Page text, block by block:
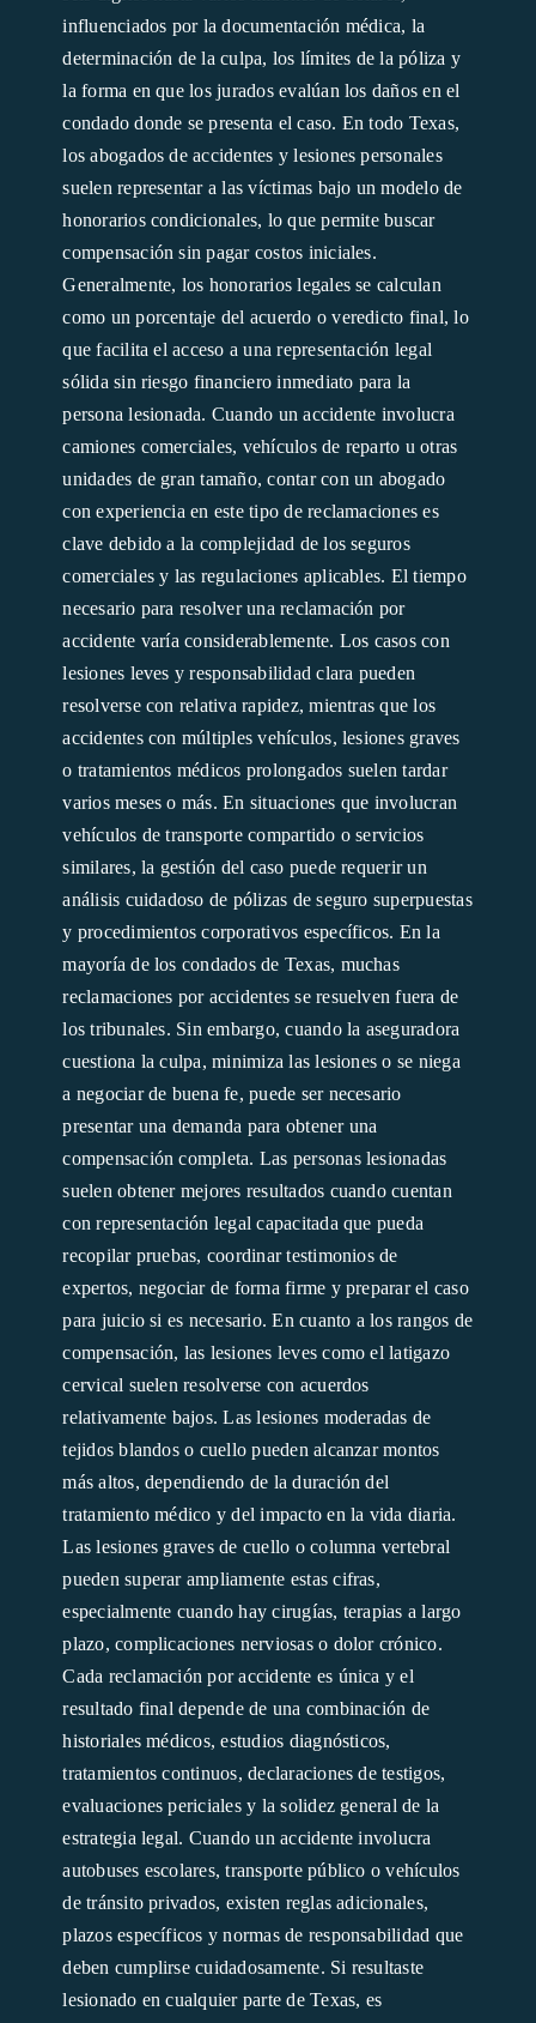
influenciados por la documentación médica, la
determinación de la culpa, los límites de la póliza y
la forma en que los jurados evalúan los daños en el
condado donde se presenta el caso. En todo Texas,
los abogados de accidentes y lesiones personales
suelen representar a las víctimas bajo un modelo de
honorarios condicionales, lo que permite buscar
compensación sin pagar costos iniciales.
Generalmente, los honorarios legales se calculan
como un porcentaje del acuerdo o veredicto final, lo
que facilita el acceso a una representación legal
sólida sin riesgo financiero inmediato para la
persona lesionada. Cuando un accidente involucra
camiones comerciales, vehículos de reparto u otras
unidades de gran tamaño, contar con un abogado
con experiencia en este tipo de reclamaciones es
clave debido a la complejidad de los seguros
comerciales y las regulaciones aplicables. El tiempo
necesario para resolver una reclamación por
accidente varía considerablemente. Los casos con
lesiones leves y responsabilidad clara pueden
resolverse con relativa rapidez, mientras que los
accidentes con múltiples vehículos, lesiones graves
o tratamientos médicos prolongados suelen tardar
varios meses o más. En situaciones que involucran
vehículos de transporte compartido o servicios
similares, la gestión del caso puede requerir un
análisis cuidadoso de pólizas de seguro superpuestas
y procedimientos corporativos específicos. En la
mayoría de los condados de Texas, muchas
reclamaciones por accidentes se resuelven fuera de
los tribunales. Sin embargo, cuando la aseguradora
cuestiona la culpa, minimiza las lesiones o se niega
a negociar de buena fe, puede ser necesario
presentar una demanda para obtener una
compensación completa. Las personas lesionadas
suelen obtener mejores resultados cuando cuentan
con representación legal capacitada que pueda
recopilar pruebas, coordinar testimonios de
expertos, negociar de forma firme y preparar el caso
para juicio si es necesario. En cuanto a los rangos de
compensación, las lesiones leves como el latigazo
cervical suelen resolverse con acuerdos
relativamente bajos. Las lesiones moderadas de
tejidos blandos o cuello pueden alcanzar montos
más altos, dependiendo de la duración del
tratamiento médico y del impacto en la vida diaria.
Las lesiones graves de cuello o columna vertebral
pueden superar ampliamente estas cifras,
especialmente cuando hay cirugías, terapias a largo
plazo, complicaciones nerviosas o dolor crónico.
Cada reclamación por accidente es única y el
resultado final depende de una combinación de
historiales médicos, estudios diagnósticos,
tratamientos continuos, declaraciones de testigos,
evaluaciones periciales y la solidez general de la
estrategia legal. Cuando un accidente involucra
autobuses escolares, transporte público o vehículos
de tránsito privados, existen reglas adicionales,
plazos específicos y normas de responsabilidad que
deben cumplirse cuidadosamente. Si resultaste
lesionado en cualquier parte de Texas, es